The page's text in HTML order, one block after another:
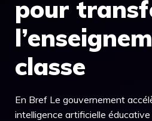
pour
classe
En Bref Le gouvernement
intelligence artificielle